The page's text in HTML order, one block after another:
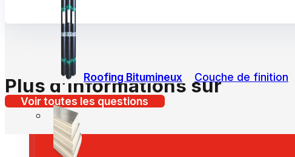
Roofing Bitumineux Couche de finition
Plus d’informations sur
Voir toutes les questions